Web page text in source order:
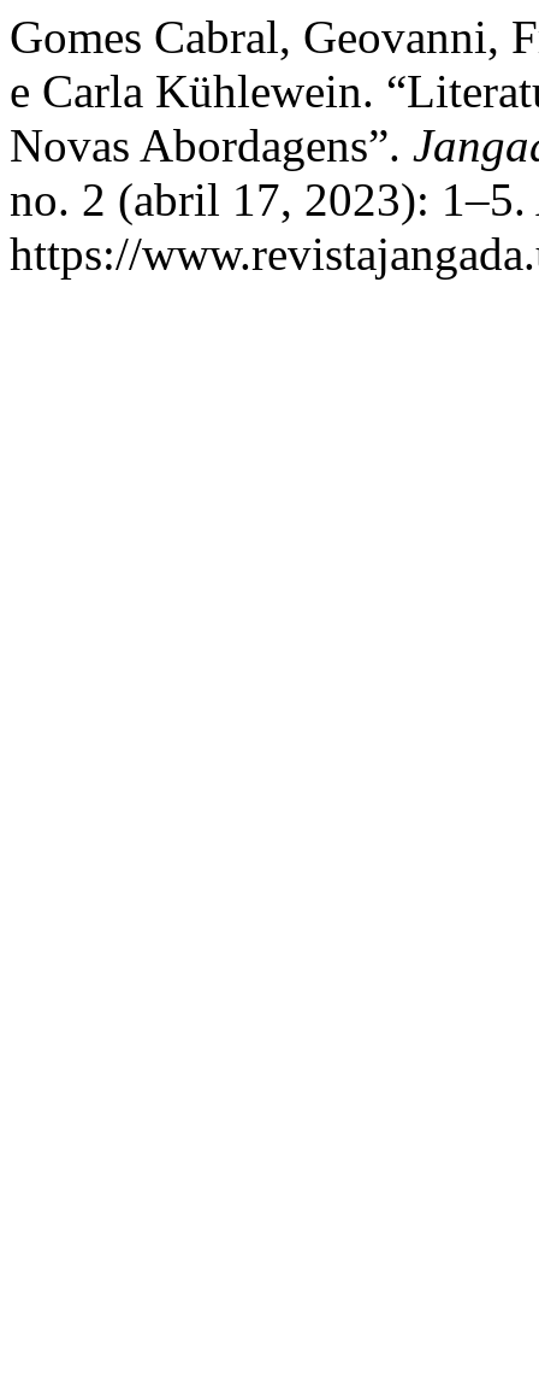
Gomes Cabral, Geovanni,
e Carla Kühlewein.
Novas Abordagens”.
no. 2 (abril 17, 2023): 1–5.
https://